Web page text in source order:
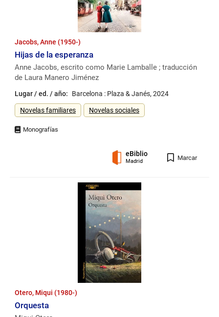
Jacobs, Anne (1950-)
Hijas de la esperanza
Anne Jacobs, escrito como Marie Lamballe ; traducción
de Laura Manero Jiménez
Lugar / ed. / año:
Barcelona : Plaza & Janés, 2024
Género
Novelas familiares Novelas sociales
eBiblio
Madrid
Marcar
Otero, Miqui (1980-)
Orquesta